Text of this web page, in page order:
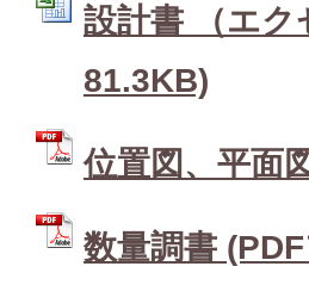
設計書 （エ
81.3KB)
位置図、平面
数量調書